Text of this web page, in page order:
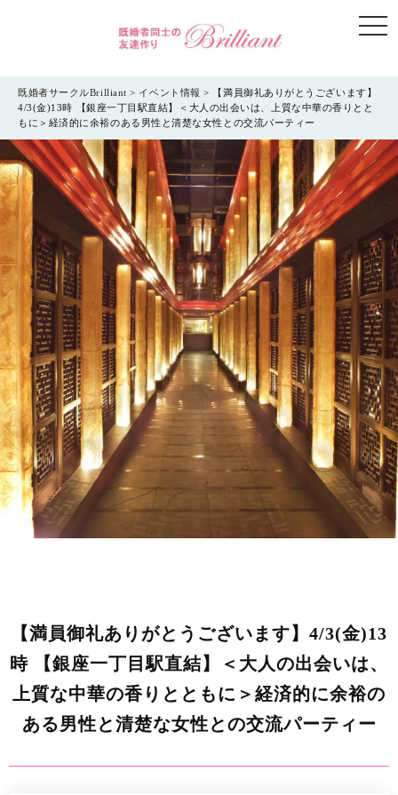
既婚者サークルBrilliant > イベント情報 >
【満員御礼ありがとうございます】
4/3(金)13時 【銀座一丁目駅直結】＜大人の出会いは、上質な中華の香りとと
もに＞経済的に余裕のある男性と清楚な女性との交流パーティー
【満員御礼ありがとうございます】4/3(金)13
時 【銀座一丁目駅直結】＜大人の出会いは、
上質な中華の香りとともに＞経済的に余裕の
ある男性と清楚な女性との交流パーティー